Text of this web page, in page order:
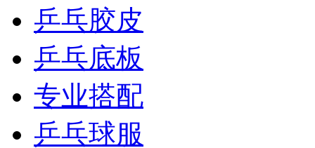
乒乓胶皮
乒乓底板
专业搭配
乒乓球服